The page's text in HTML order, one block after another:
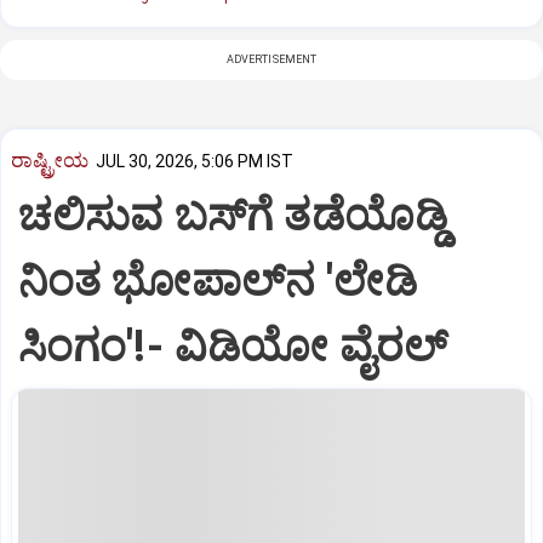
ADVERTISEMENT
ರಾಷ್ಟ್ರೀಯ JUL 30, 2026, 5:06 PM IST
ಚಲಿಸುವ ಬಸ್‌ಗೆ ತಡೆಯೊಡ್ಡಿ
ನಿಂತ ಭೋಪಾಲ್‌ನ 'ಲೇಡಿ
ಸಿಂಗಂ'!- ವಿಡಿಯೋ ವೈರಲ್